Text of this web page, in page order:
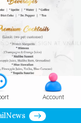
Account